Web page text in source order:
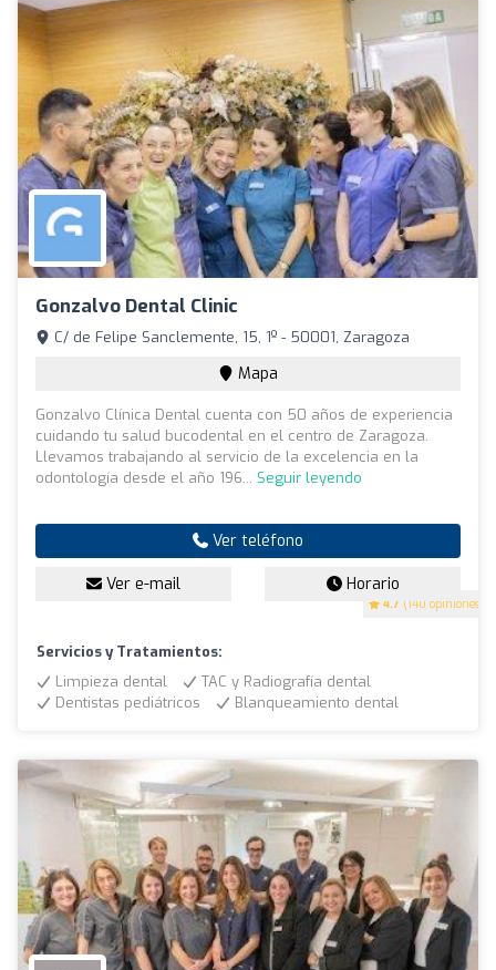
Gonzalvo Dental Clinic
4.7 (140 opiniones)
C/ de Felipe Sanclemente, 15, 1º - 50001, Zaragoza
Mapa
Gonzalvo Clínica Dental cuenta con 50 años de experiencia
cuidando tu salud bucodental en el centro de Zaragoza.
Llevamos trabajando al servicio de la excelencia en la
odontología desde el año 196... Seguir leyendo
Ver teléfono
Ver e-mail Horario
Servicios y Tratamientos:
Limpieza dental
TAC y Radiografía dental
Dentistas pediátricos
Blanqueamiento dental